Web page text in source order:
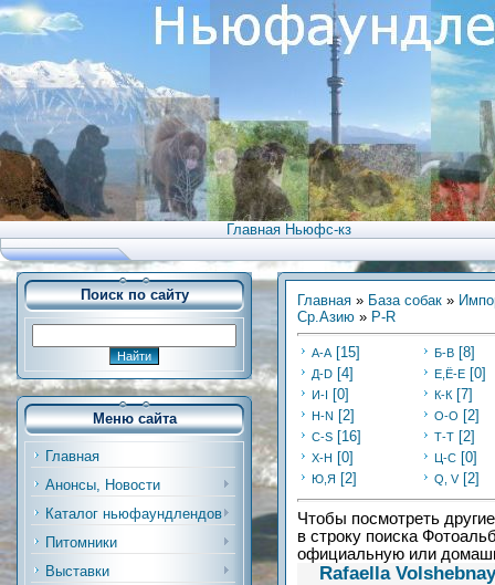
Главная Ньюфс-кз
Поиск по сайту
Меню сайта
Главная
Анонсы, Новости
Каталог ньюфаундлендов
Питомники
Выставки
Главная » База собак »
Ср.Азию » Р-R
А-А [15] Б-В [8]
Д-D [4] Е,Ё-Е [0]
И-I [0] К-К [7]
Н-N [2] О-О [2]
С-S [16] Т-Т [2]
Х-H [0] Ц-C [0]
Ю,Я [2] Q, V [2]
Чтобы посмотреть
в строку поиска
официальную или
Rafaella